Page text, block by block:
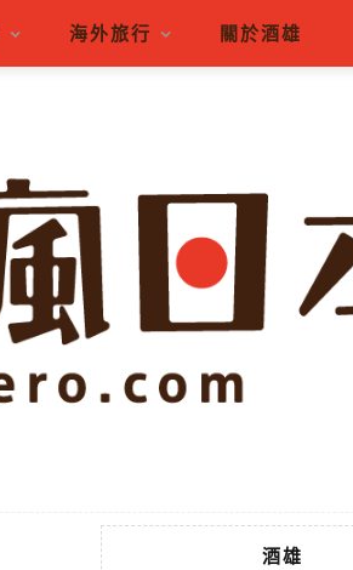
海外旅行 關於酒雄
酒雄